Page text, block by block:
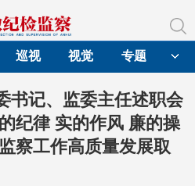
巡视 视觉 专题
书记、监委主任述职会
纪律 实的作风 廉的操
察工作高质量发展取